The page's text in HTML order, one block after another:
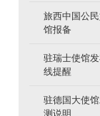
旅西中国公
馆报备
驻瑞士使馆
线提醒
驻德国大使
测说明